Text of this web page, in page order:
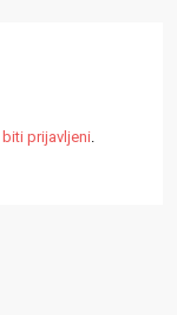
biti prijavljeni.